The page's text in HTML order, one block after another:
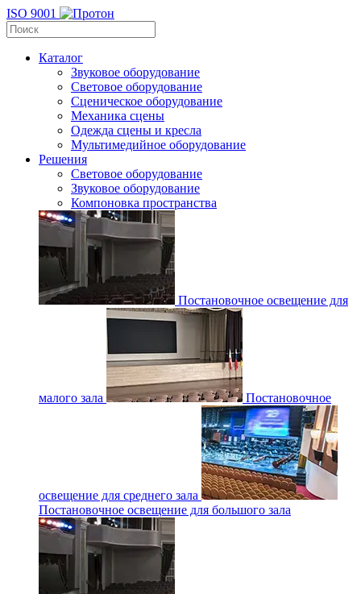
ISO 9001
Каталог
Звуковое оборудование
Световое оборудование
Сценическое оборудование
Механика сцены
Одежда сцены и кресла
Мультимедийное оборудование
Решения
Световое оборудование
Звуковое оборудование
Компоновка пространства
Постановочное освещение для
малого зала Постановочное
освещение для среднего зала
Постановочное освещение для большого зала